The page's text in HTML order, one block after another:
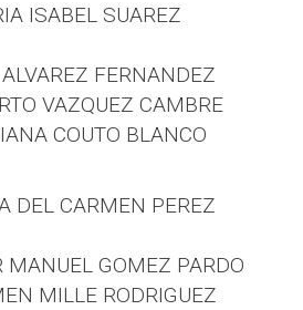
ISABEL SUAREZ
FERNANDEZ
VAZQUEZ CAMBRE
COUTO BLANCO
DEL CARMEN PEREZ
MANUEL GOMEZ PARDO
MILLE RODRIGUEZ